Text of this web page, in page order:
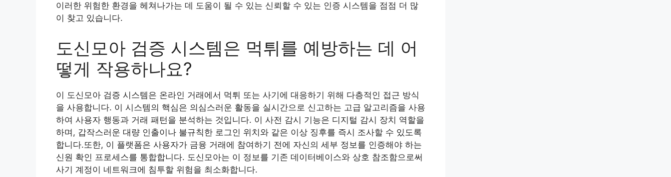
이러한 위험한 환경을 헤쳐나가는 데 도움이 될 수 있는 신뢰할 수 있는 인증 시스템을 점점 더 많
이 찾고 있습니다.
도신모아 검증 시스템은 먹튀를 예방하는 데 어
떻게 작용하나요?
이 도신모아 검증 시스템은 온라인 거래에서 먹튀 또는 사기에 대응하기 위해 다층적인 접근 방식
을 사용합니다. 이 시스템의 핵심은 의심스러운 활동을 실시간으로 신고하는 고급 알고리즘을 사용
하여 사용자 행동과 거래 패턴을 분석하는 것입니다. 이 사전 감시 기능은 디지털 감시 장치 역할을
하며, 갑작스러운 대량 인출이나 불규칙한 로그인 위치와 같은 이상 징후를 즉시 조사할 수 있도록
합니다.또한, 이 플랫폼은 사용자가 금융 거래에 참여하기 전에 자신의 세부 정보를 인증해야 하는
신원 확인 프로세스를 통합합니다. 도신모아는 이 정보를 기존 데이터베이스와 상호 참조함으로써
사기 계정이 네트워크에 침투할 위험을 최소화합니다.